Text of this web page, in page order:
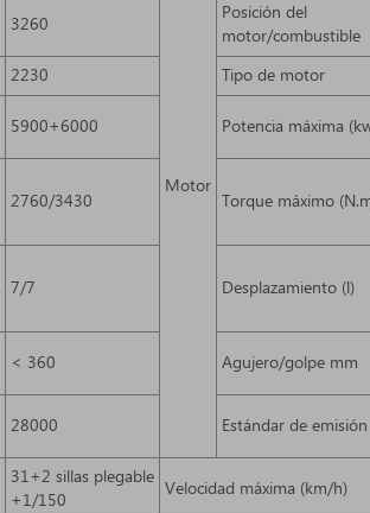
Motor
3260
Posición del
motor/combustible
2230 Tipo de motor
5900+6000 Potencia máxima
2760/3430 Torque máximo
7/7 Desplazamiento (l)
< 360 Agujero/golpe mm
28000 Estándar de emisión
31+2 sillas plegable
+1/150
Velocidad máxima (km/h)